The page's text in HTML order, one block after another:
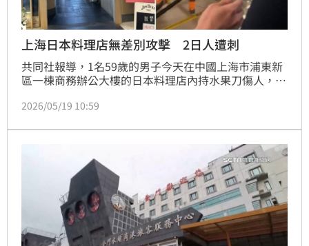
上海日本料理店無差別攻擊 2日人遭刺
共同社報導，1名59歲的男子今天在中國上海市浦東新
區一棟商務辦公大樓的日本料理店內持水果刀傷人，導
日本人，目前傷勢不明。而上海警方則說，這名行兇男
2026/05/19 10:59